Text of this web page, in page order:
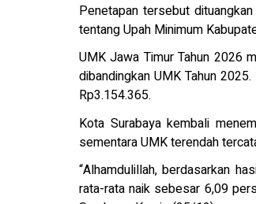
Penetapan tersebut
tentang Upah Minimum
UMK Jawa Timur Tahun 2026
dibandingkan UMK Tahun
Rp3.154.365.
Kota Surabaya kembali
sementara UMK terendah
“Alhamdulillah, berdasarkan
rata-rata naik sebesar 6,09